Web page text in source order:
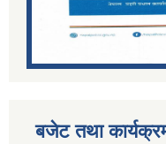
बजेट तथा